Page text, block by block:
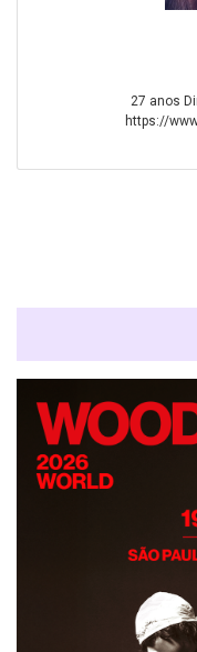
27 anos
https://